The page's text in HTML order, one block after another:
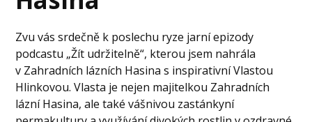
Zvu vás srdečně k poslechu ryze jarní epizody
podcastu „Žít udržitelně“, kterou jsem nahrála
v Zahradních lázních Hasina s inspirativní Vlastou
Hlinkovou. Vlasta je nejen majitelkou Zahradních
lázní Hasina, ale také vášnivou zastánkyní